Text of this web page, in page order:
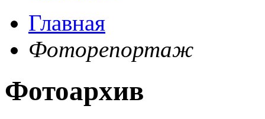
Главная
Фоторепортаж
Фотоархив